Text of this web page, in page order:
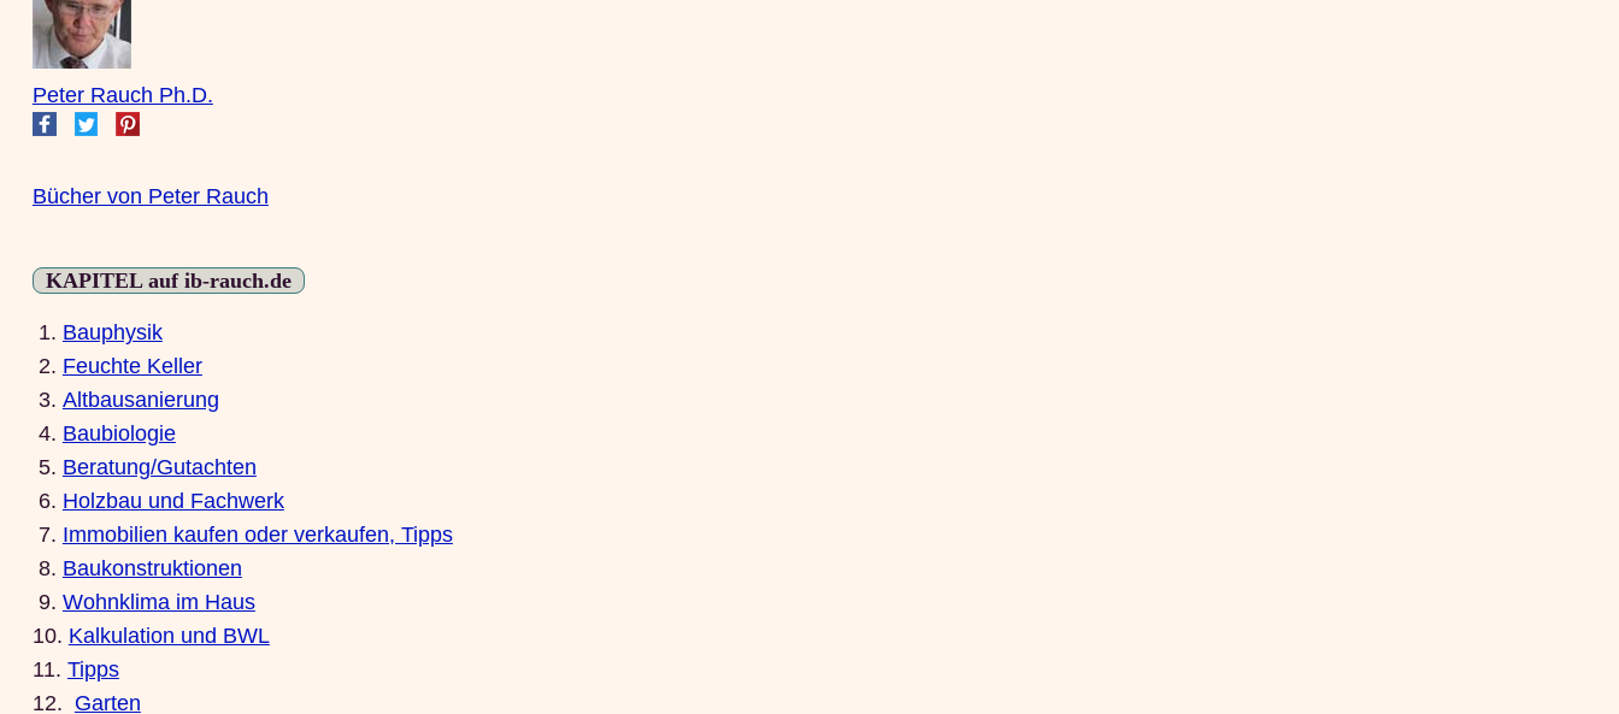
Peter Rauch Ph.D.
Bücher von Peter Rauch
KAPITEL auf ib-rauch.de
1. Bauphysik
2. Feuchte Keller
3. Altbausanierung
4. Baubiologie
5. Beratung/Gutachten
6. Holzbau und Fachwerk
7. Immobilien kaufen oder verkaufen, Tipps
8. Baukonstruktionen
9. Wohnklima im Haus
10. Kalkulation und BWL
11. Tipps
12. Garten